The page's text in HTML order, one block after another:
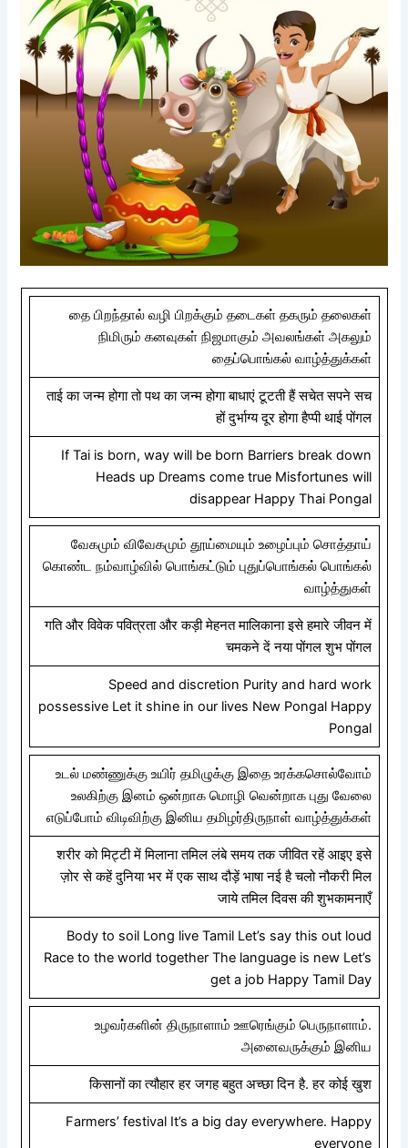
தை பிறந்தால் வழி பிறக்கும் தடைகள் தகரும் தலைகள்
நிமிரும் கனவுகள் நிஜமாகும் அவலங்கள் அகலும்
தைப்பொங்கல் வாழ்த்துக்கள்
ताई का जन्म होगा तो पथ का जन्म होगा बाधाएं टूटती हैं सचेत सपने सच
हों दुर्भाग्य दूर होगा हैप्पी थाई पोंगल
If Tai is born, way will be born Barriers break down
Heads up Dreams come true Misfortunes will
disappear Happy Thai Pongal
வேகமும் விவேகமும் தூய்மையும் உழைப்பும் சொத்தாய்
கொண்ட நம்வாழ்வில் பொங்கட்டும் புதுப்பொங்கல் பொங்கல்
வாழ்த்துகள்
गति और विवेक पवित्रता और कड़ी मेहनत मालिकाना इसे हमारे जीवन में
चमकने दें नया पोंगल शुभ पोंगल
Speed ​​and discretion Purity and hard work
possessive Let it shine in our lives New Pongal Happy
Pongal
உடல் மண்ணுக்கு உயிர் தமிழுக்கு இதை உரக்கசொல்வோம்
உலகிற்கு இனம் ஒன்றாக மொழி வென்றாக புது வேலை
எடுப்போம் விடிவிற்கு இனிய தமிழர்திருநாள் வாழ்த்துக்கள்
शरीर को मिट्टी में मिलाना तमिल लंबे समय तक जीवित रहें आइए इसे
ज़ोर से कहें दुनिया भर में एक साथ दौड़ें भाषा नई है चलो नौकरी मिल
जाये तमिल दिवस की शुभकामनाएँ
Body to soil Long live Tamil Let’s say this out loud
Race to the world together The language is new Let’s
get a job Happy Tamil Day
உழவர்களின் திருநாளாம் ஊரெங்கும் பெருநாளாம்.
அனைவருக்கும் இனிய
किसानों का त्यौहार हर जगह बहुत अच्छा दिन है. हर कोई खुश
Farmers’ festival It’s a big day everywhere. Happy
everyone